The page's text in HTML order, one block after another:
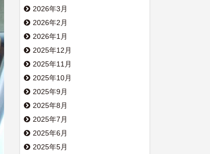
2026年3月
2026年2月
2026年1月
2025年12月
2025年11月
2025年10月
2025年9月
2025年8月
2025年7月
2025年6月
2025年5月